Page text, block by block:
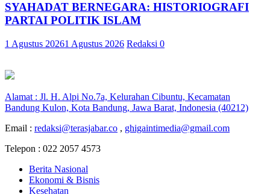
SYAHADAT BERNEGARA: HISTORIOGRAFI
PARTAI POLITIK ISLAM
1 Agustus 20261 Agustus 2026 Redaksi 0
Alamat : Jl. H. Alpi No.7a, Kelurahan Cibuntu, Kecamatan
Bandung Kulon, Kota Bandung, Jawa Barat, Indonesia (40212)
Email : redaksi@terasjabar.co , ghigaintimedia@gmail.com
Telepon : 022 2057 4573
Berita Nasional
Ekonomi & Bisnis
Kesehatan